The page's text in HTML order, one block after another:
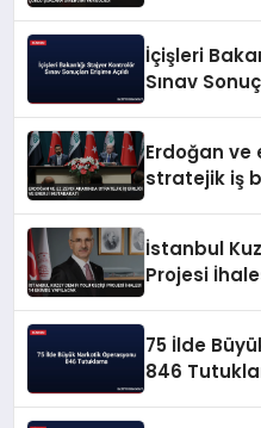
İçişleri
Sınav
Erdoğan ve
stratejik iş
İstanbul
Projesi
75 İlde
846